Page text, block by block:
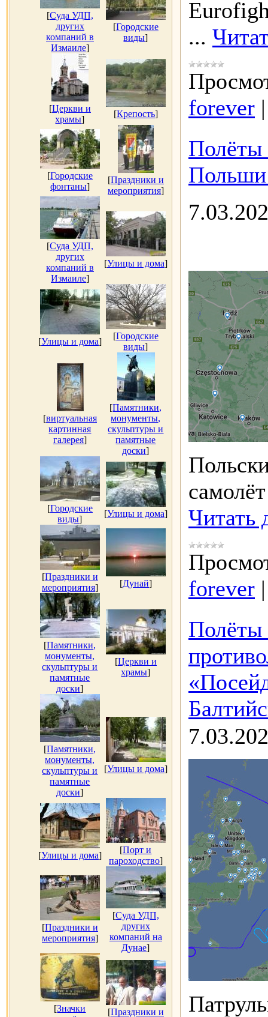
[Суда УДП,
других
компаний в
Измаиле]
[Городские
виды]
[Церкви и
храмы]
[Крепость]
[Городские
фонтаны]
[Праздники и
мероприятия]
[Суда УДП,
других
компаний в
Измаиле]
[Улицы и дома]
[Улицы и дома]
[Городские
виды]
[виртуальная
картинная
галерея]
[Памятники,
монументы,
скульптуры и
памятные
доски]
[Городские
виды]
[Улицы и дома]
[Праздники и
мероприятия] [Дунай]
[Памятники,
монументы,
скульптуры и
памятные
доски]
[Церкви и
храмы]
[Памятники,
монументы,
скульптуры и
памятные
доски]
[Улицы и дома]
[Улицы и дома]
[Порт и
пароходство]
[Праздники и
мероприятия]
[Суда УДП,
других
компаний на
Дунае]
[Значки
[Праздники и
...
forever
Полёты
Польши
Читать
forever
Полёты